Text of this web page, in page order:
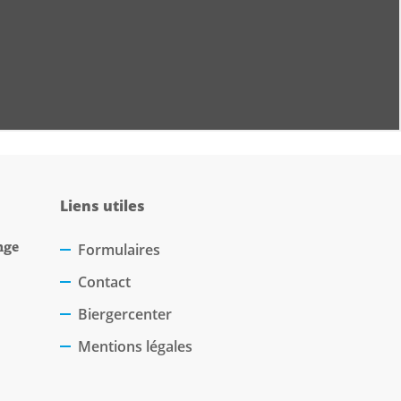
Liens utiles
Formulaires
Contact
Biergercenter
Mentions légales